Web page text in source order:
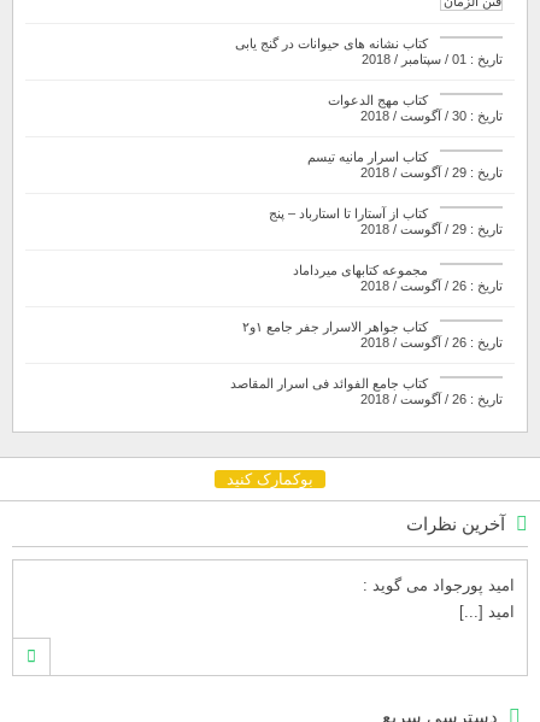
کتاب نشانه های حیوانات در گنج یابی
تاریخ : 01 / سپتامبر / 2018
کتاب مهج الدعوات
تاریخ : 30 / آگوست / 2018
کتاب اسرار مانیه تیسم
تاریخ : 29 / آگوست / 2018
کتاب از آستارا تا استارباد – پنج
تاریخ : 29 / آگوست / 2018
مجموعه کتابهای میرداماد
تاریخ : 26 / آگوست / 2018
کتاب جواهر الاسرار جفر جامع ۱و۲
تاریخ : 26 / آگوست / 2018
کتاب جامع الفوائد فی اسرار المقاصد
تاریخ : 26 / آگوست / 2018
بوکمارک کنید
آخرین نظرات
امید پورجواد می گوید :
امید [...]
محمدشهنوازی می گوید :
دسترسی سریع